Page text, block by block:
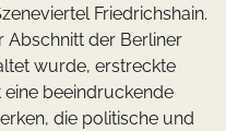
Friedrichshain.
Abschnitt der Berliner
wurde, erstreckte
beeindruckende
die politische und